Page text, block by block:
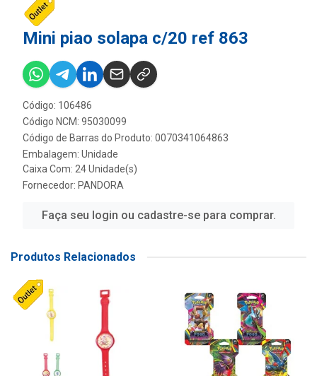
Mini piao solapa c/20 ref 863
Código: 106486
Código NCM: 95030099
Código de Barras do Produto: 0070341064863
Embalagem: Unidade
Caixa Com: 24 Unidade(s)
Fornecedor: PANDORA
Faça seu login ou cadastre-se para comprar.
Produtos Relacionados